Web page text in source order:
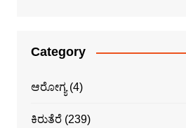
Category
ಆರೋಗ್ಯ(4)
ಕಿರುತೆರೆ(239)